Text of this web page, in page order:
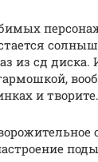
из сд
и творите.